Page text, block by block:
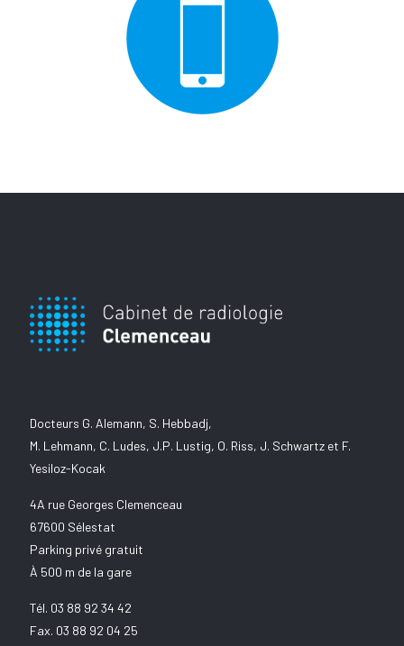
Docteurs G. Alemann, S. Hebbadj,
M. Lehmann, C. Ludes, J.P. Lustig, O. Riss, J. Schwartz et F.
Yesiloz-Kocak
4A rue Georges Clemenceau
67600 Sélestat
Parking privé gratuit
À 500 m de la gare
Tél. 03 88 92 34 42
Fax. 03 88 92 04 25